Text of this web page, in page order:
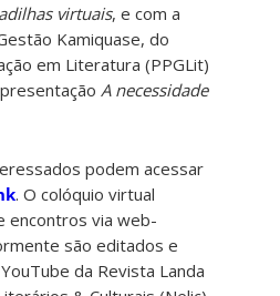
virtuais, e com a
Kamiquase, do
em Literatura (PPGLit)
A necessidade
podem acessar
. O colóquio virtual
encontros via web-
são editados e
da Revista Landa